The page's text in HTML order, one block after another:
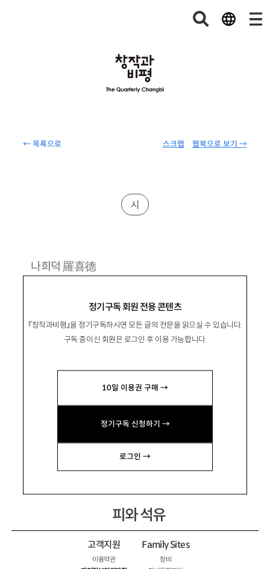
← 목록으로 웹북으로 보기 →
스크랩
정기구독 회원 전용 콘텐츠
『창작과비평』을 정기구독하시면 모든 글의 전문을 읽으실 수 있습니다.
구독 중이신 회원은 로그인 후 이용 가능합니다.
10일 이용권 구매 →
정기구독 신청하기 →
로그인 →
시
나희덕 羅喜德
시집 『뿌리에게』 『그 말이 잎을 물들였다』 『그
바닥』 『야생사과』 『말들이 돌아오는 시간』 『파일
명 서정시』 『가능주의자』 등이 있음.
rhd66@hanmail.net
피와 석유
고객지원
이용약관
Family Sites
창비